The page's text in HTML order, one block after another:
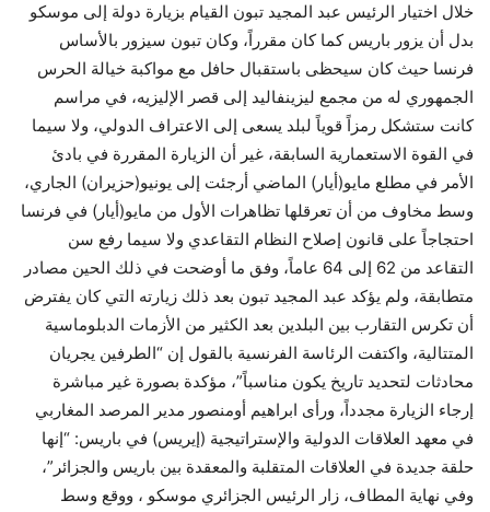
خلال اختيار الرئيس عبد المجيد تبون القيام بزيارة دولة إلى موسكو
بدل أن يزور باريس كما كان مقرراً، وكان تبون سيزور بالأساس
فرنسا حيث كان سيحظى باستقبال حافل مع مواكبة خيالة الحرس
الجمهوري له من مجمع ليزينفاليد إلى قصر الإليزيه، في مراسم
كانت ستشكل رمزاً قوياً لبلد يسعى إلى الاعتراف الدولي، ولا سيما
في القوة الاستعمارية السابقة، غير أن الزيارة المقررة في بادئ
الأمر في مطلع مايو(أيار) الماضي أرجئت إلى يونيو(حزيران) الجاري،
وسط مخاوف من أن تعرقلها تظاهرات الأول من مايو(أيار) في فرنسا
احتجاجاً على قانون إصلاح النظام التقاعدي ولا سيما رفع سن
التقاعد من 62 إلى 64 عاماً، وفق ما أوضحت في ذلك الحين مصادر
متطابقة، ولم يؤكد عبد المجيد تبون بعد ذلك زيارته التي كان يفترض
أن تكرس التقارب بين البلدين بعد الكثير من الأزمات الدبلوماسية
المتتالية، واكتفت الرئاسة الفرنسية بالقول إن “الطرفين يجريان
محادثات لتحديد تاريخ يكون مناسباً”، مؤكدة بصورة غير مباشرة
إرجاء الزيارة مجدداً، ورأى ابراهيم أومنصور مدير المرصد المغاربي
في معهد العلاقات الدولية والإستراتيجية (إيريس) في باريس: “إنها
حلقة جديدة في العلاقات المتقلبة والمعقدة بين باريس والجزائر”،
وفي نهاية المطاف، زار الرئيس الجزائري موسكو ، ووقع وسط